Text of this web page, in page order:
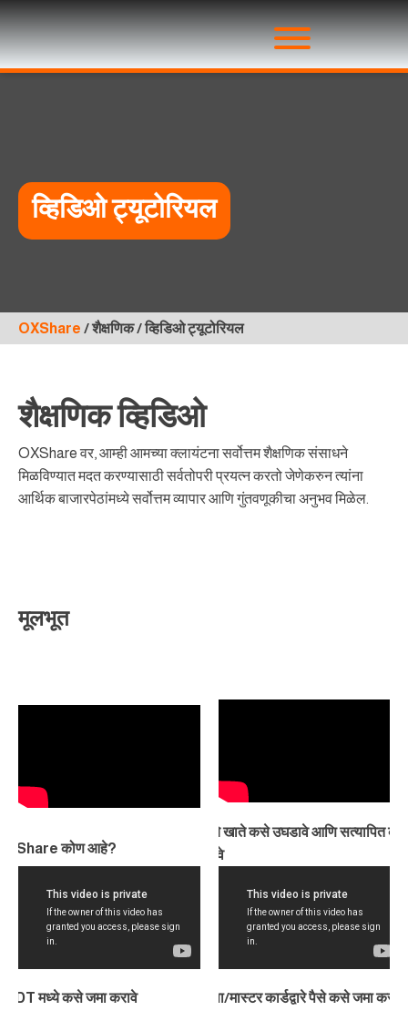
व्हिडिओ ट्यूटोरियल
OXShare / शैक्षणिक / व्हिडिओ ट्यूटोरियल
शैक्षणिक व्हिडिओ
OXShare वर, आम्ही आमच्या क्लायंटना सर्वोत्तम शैक्षणिक संसाधने
मिळविण्यात मदत करण्यासाठी सर्वतोपरी प्रयत्न करतो जेणेकरुन त्यांना
आर्थिक बाजारपेठांमध्ये सर्वोत्तम व्यापार आणि गुंतवणूकीचा अनुभव मिळेल.
मूलभूत
कोण आहे?
तुमचे खाते कसे उघडावे आणि सत्यापित कसे
करावे
मध्ये कसे जमा करावे व्हिसा/मास्टर कार्डद्वारे पैसे कसे जमा